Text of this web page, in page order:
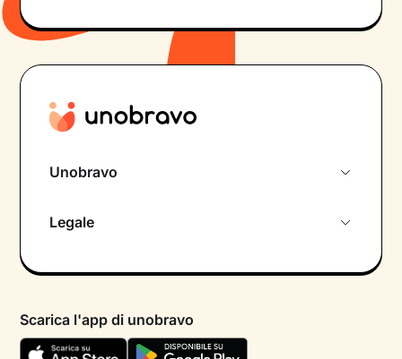
Unobravo
Psicologo in chat
Aiuto urgente
Legale
Termini e condizioni
Scarica l'app di unobravo